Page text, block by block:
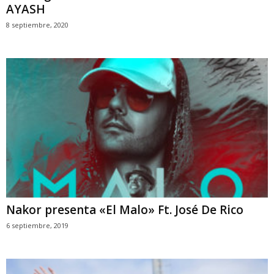
AYASH
8 septiembre, 2020
Nakor presenta «El Malo» Ft. José De Rico
6 septiembre, 2019